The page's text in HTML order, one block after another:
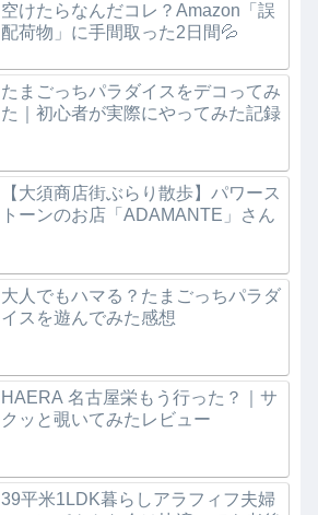
空けたらなんだコレ？Amazon「誤
配荷物」に手間取った2日間💦
たまごっちパラダイスをデコってみ
た｜初心者が実際にやってみた記録
【大須商店街ぶらり散歩】パワース
トーンのお店「ADAMANTE」さん
大人でもハマる？たまごっちパラダ
イスを遊んでみた感想
HAERA 名古屋栄もう行った？｜サ
クッと覗いてみたレビュー
39平米1LDK暮らしアラフィフ夫婦